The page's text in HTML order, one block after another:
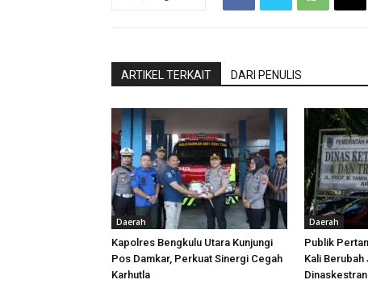
ARTIKEL TERKAIT DARI PENULIS
Daerah
Kapolres Bengkulu Utara Kunjungi
Pos Damkar, Perkuat Sinergi Cegah
Karhutla
Daerah
Publik
Kali
Dinaskestran